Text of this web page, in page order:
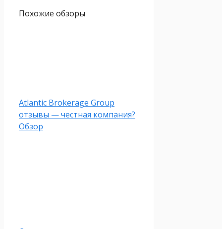
Похожие обзоры
Atlantic Brokerage Group
отзывы — честная компания?
Обзор